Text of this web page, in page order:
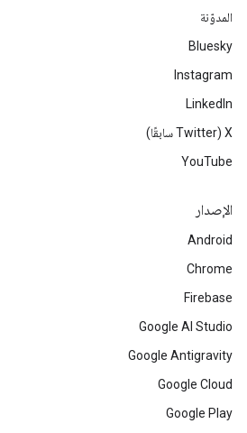
المدوّنة
Bluesky
Instagram
LinkedIn
‫X ‏(Twitter سابقًا)
YouTube
الإصدار
Android
Chrome
Firebase
Google AI Studio
Google Antigravity
Google Cloud
Google Play